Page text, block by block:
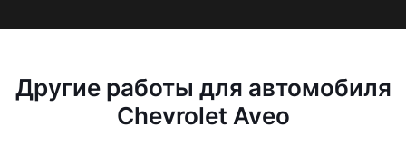
Другие работы для автомобиля
Chevrolet Aveo